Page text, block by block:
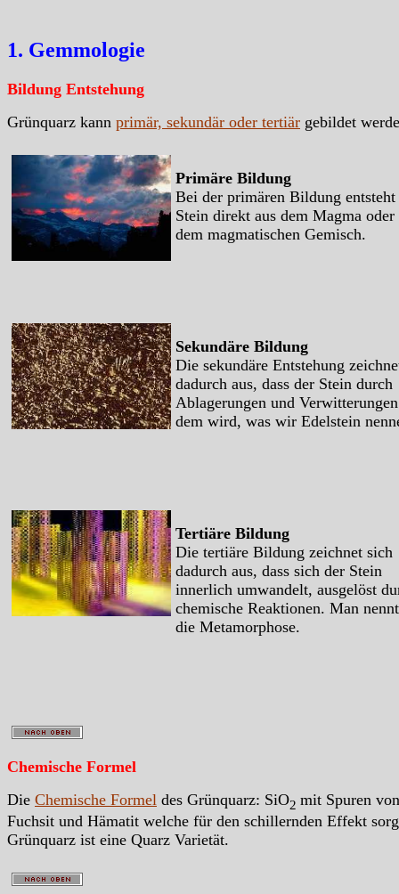
1. Gemmologie
Bildung Entstehung
Grünquarz kann primär, sekundär oder tertiär gebildet
Primäre Bildung
Bei der primären Bildung entsteht
Stein direkt aus dem Magma oder
dem magmatischen Gemisch.
Sekundäre Bildung
Die sekundäre Entstehung
dadurch aus, dass der Stein durch
Ablagerungen und
dem wird, was wir Edelstein
Tertiäre Bildung
Die tertiäre Bildung zeichnet sich
dadurch aus, dass sich der Stein
innerlich umwandelt, ausgelöst
chemische Reaktionen. Man
die Metamorphose.
Chemische Formel
Die Chemische Formel des Grünquarz: SiO2 mit Spuren von
Fuchsit und Hämatit welche für den schillernden Effekt
Grünquarz ist eine Quarz Varietät.